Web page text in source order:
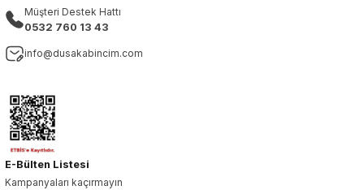
Müşteri Destek Hattı
0532 760 13 43
info@dusakabincim.com
E-Bülten Listesi
Kampanyaları kaçırmayın